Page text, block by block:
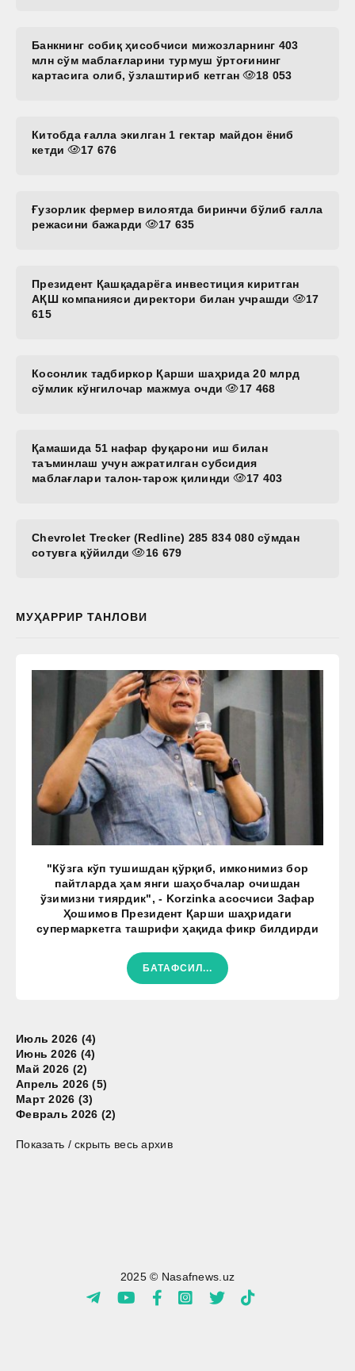
Банкнинг собиқ ҳисобчиси мижозларнинг 403
млн сўм маблағларини турмуш ўртоғининг
картасига олиб, ўзлаштириб кетган
18 053
Китобда ғалла экилган 1 гектар майдон ёниб
кетди
17 676
Ғузорлик фермер вилоятда биринчи бўлиб ғалла
режасини бажарди
17 635
Президент Қашқадарёга инвестиция киритган
АҚШ компанияси директори билан учрашди
17
615
Косонлик тадбиркор Қарши шаҳрида 20 млрд
сўмлик кўнгилочар мажмуа очди
17 468
Қамашида 51 нафар фуқарони иш билан
таъминлаш учун ажратилган субсидия
маблағлари талон-тарож қилинди
17 403
Chevrolet Trecker (Redline) 285 834 080 сўмдан
сотувга қўйилди
16 679
МУҲАРРИР ТАНЛОВИ
"Кўзга кўп тушишдан қўрқиб, имконимиз бор
пайтларда ҳам янги шаҳобчалар очишдан
ўзимизни тиярдик", - Korzinka асосчиси Зафар
Ҳошимов Президент Қарши шаҳридаги
супермаркетга ташрифи ҳақида фикр билдирди
БАТАФСИЛ...
Июль 2026 (4)
Июнь 2026 (4)
Май 2026 (2)
Апрель 2026 (5)
Март 2026 (3)
Февраль 2026 (2)
Показать / скрыть весь архив
2025 © Nasafnews.uz